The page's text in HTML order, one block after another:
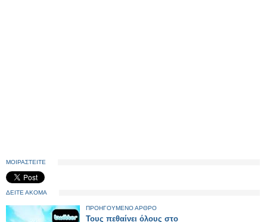
ΜΟΙΡΑΣΤΕΙΤΕ
ΔΕΙΤΕ ΑΚΟΜΑ
ΠΡΟΗΓΟΥΜΕΝΟ ΑΡΘΡΟ
Τους πεθαίνει όλους στο